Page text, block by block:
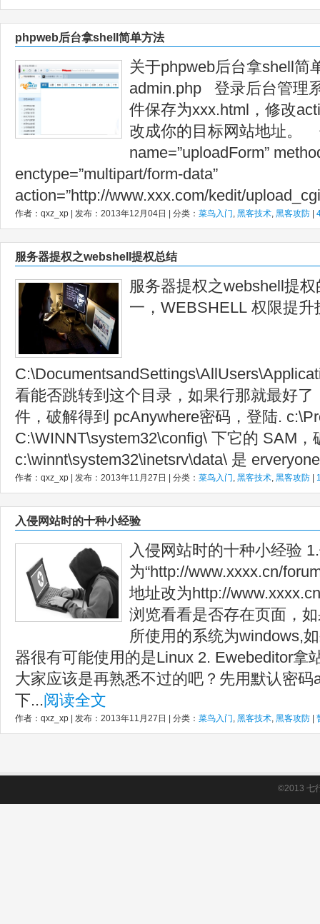
phpweb后台拿shell简单方法
关于phpweb后台拿shell
admin.php 登录后台管理
件保存为xxx.html，修改
改成你的目标网站地址。
name=”uploadForm”
enctype=”multipart/form-data”
action=”http://www.xxx.com/kedit/
作者：qxz_xp | 发布：2013年12月04日 | 分类： 菜鸟入门, 黑客技术, 黑客攻防
服务器提权之webshell提权总结
服务器提权之webshell提
一，WEBSHELL 权限提升
看能否跳转到这个目录，如果行那就最好了
件，破解得到 pcAnywhere密码，登陆.
C:\WINNT\system32\config\ 下它的 SAM，
c:\winnt\system32\inetsrv\data\ 是
作者：qxz_xp | 发布：2013年11月27日 | 分类： 菜鸟入门, 黑客技术, 黑客攻防
入侵网站时的十种小经验
入侵网站时的十种小经验
为“http://www.xxxx.cn/
地址改为http://
浏览看看是否存在页面，
所使用的系统为windows,
器很有可能使用的是Linux 2. Ewebeditor拿
大家应该是再熟悉不过的吧？先用默认密
下...阅读全文
作者：qxz_xp | 发布：2013年11月27日 | 分类： 菜鸟入门, 黑客技术, 黑客攻防
©2013 七